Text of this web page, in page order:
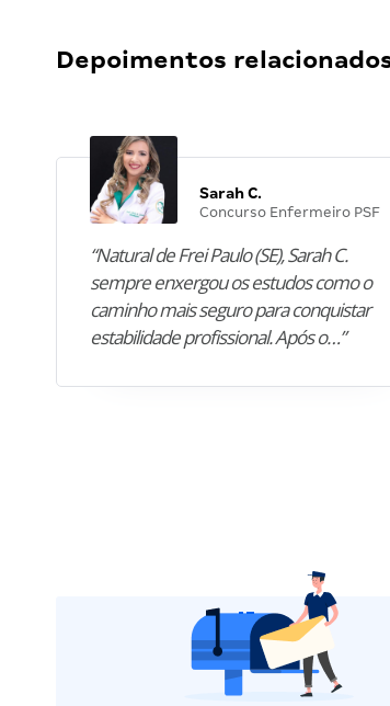
Depoimentos
Sarah C.
Concurso Enfermeiro PSF
“Natural de Frei Paulo (SE), Sarah C.
sempre enxergou os estudos como o
caminho mais seguro para conquistar
estabilidade profissional. Após o…”